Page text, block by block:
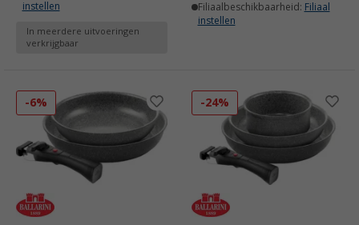
instellen
In meerdere uitvoeringen
verkrijgbaar
Filiaalbeschikbaarheid: Filiaal
instellen
-6% -24%